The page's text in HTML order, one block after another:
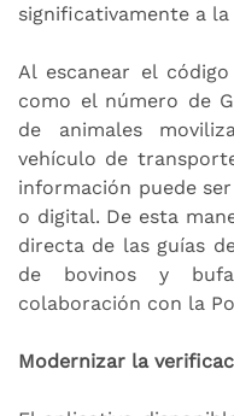
significativamente a
Al escanear el
como el número de
de animales
vehículo de
información puede
o digital. De esta
directa de las guías
de bovinos y
colaboración con la
Modernizar la